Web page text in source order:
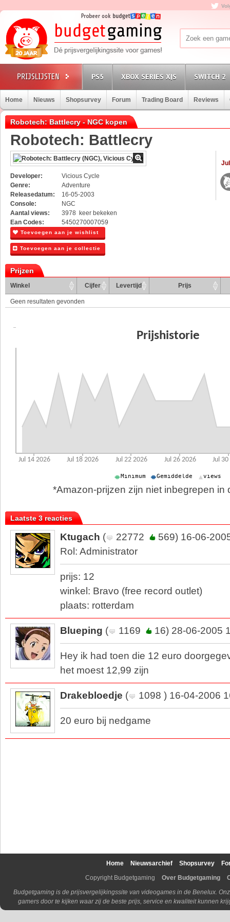
PS5 XBOX SERIES X|S SWITCH 2
Home Nieuws Shopsurvey Forum Trading Board Reviews
Robotech: Battlecry - NGC kopen
Robotech: Battlecry
Developer:
Vicious Cycle
Genre:
Adventure
Releasedatum:
16-05-2003
Console:
NGC
Aantal views:
3978 keer bekeken
Ean Codes:
5450270007059
Toevoegen aan je wishlist
Toevoegen aan je collectie
Prijzen
Winkel Cijfer Levertijd Prijs
Geen resultaten gevonden
*Amazon-prijzen zijn niet inbegrepen in
Laatste 3 reacties
Ktugach ( 22772
569) 16-06-
Rol: Administrator
prijs: 12
winkel: Bravo (free record outlet)
plaats: rotterdam
Blueping ( 1169 16) 28-06-2005
Hey ik had toen die 12 euro
het moest 12,99 zijn
Drakebloedje ( 1098 ) 16-04-2006
20 euro bij nedgame
Home Nieuwsarchief Shopsurvey
Copyright Budgetgaming
Over Budgetgaming
Budgetgaming is de prijsvergelijkingssite van videogames in de Benelux.
gamers door te kijken waar zij de beste prijs, service en kwaliteit kunnen